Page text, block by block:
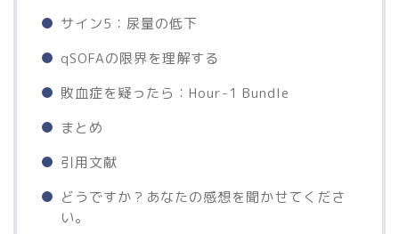
サイン5：尿量の低下
qSOFAの限界を理解する
敗血症を疑ったら：Hour-1 Bundle
まとめ
引用文献
どうですか？あなたの感想を聞かせてくださ
い。